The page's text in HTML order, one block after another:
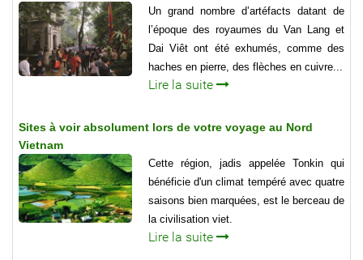
Un grand nombre d’artéfacts datant de
l’époque des royaumes du Van Lang et
Dai Viêt ont été exhumés, comme des
haches en pierre, des flèches en cuivre...
Lire la suite
Sites à voir absolument lors de votre voyage au Nord
Vietnam
Cette région, jadis appelée Tonkin qui
bénéficie d'un climat tempéré avec quatre
saisons bien marquées, est le berceau de
la civilisation viet.
Lire la suite